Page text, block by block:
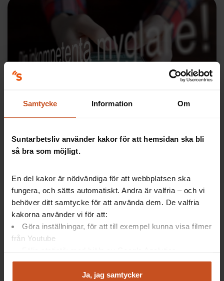
Samtycke Information Om
Suntarbetsliv använder kakor för att hemsidan ska bli
så bra som möjligt.
En del kakor är nödvändiga för att webbplatsen ska
fungera, och sätts automatiskt. Andra är valfria – och vi
behöver ditt samtycke för att använda dem. De valfria
kakorna använder vi för att:
Göra inställningar, för att till exempel kunna visa filmer
från Youtube
Analysera trafik för att kunna visa riktad information
Ja, jag samtycker
Hur hanterar man digitala aggressioner?
Säkerhetsdialogen från 10 november 2022. Fler
webbinarier finns på suntarbetsliv.se/kalendarium